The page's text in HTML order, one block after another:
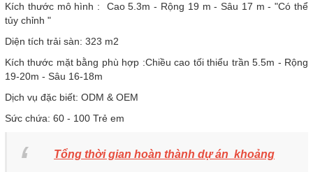
Kích thước mô hình : Cao 5.3m - Rộng 19 m - Sâu 17 m - "Có thể
tủy chỉnh "
Diện tích trải sàn: 323 m2
Kích thước mặt bằng phù hợp :Chiều cao tối thiểu trần 5.5m - Rộng
19-20m - Sâu 16-18m
Dịch vụ đặc biết: ODM & OEM
Sức chứa: 60 - 100 Trẻ em
Tổng thời gian hoàn thành dự án khoảng